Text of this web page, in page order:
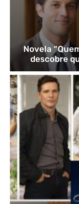
Novela
descobre